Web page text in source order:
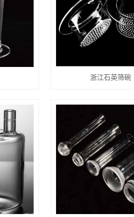
浙江石英筛碗